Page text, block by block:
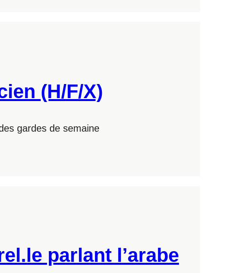
(H/F/X)
gardes de semaine
parlant l’arabe